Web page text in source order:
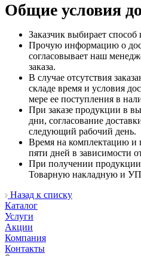
Общие условия
Заказчик выбирает способ
Прочую информацию о
согласовывает наш
заказа.
В случае отсутствия
складе время и условия
мере ее поступления в
При заказе продукции в
дни, согласование
следующий рабочий день.
Время на комплектацию и
пяти дней в зависимости
При получении
Товарную накладную и
Назад к списку
Каталог
Услуги
Акции
Компания
Контакты